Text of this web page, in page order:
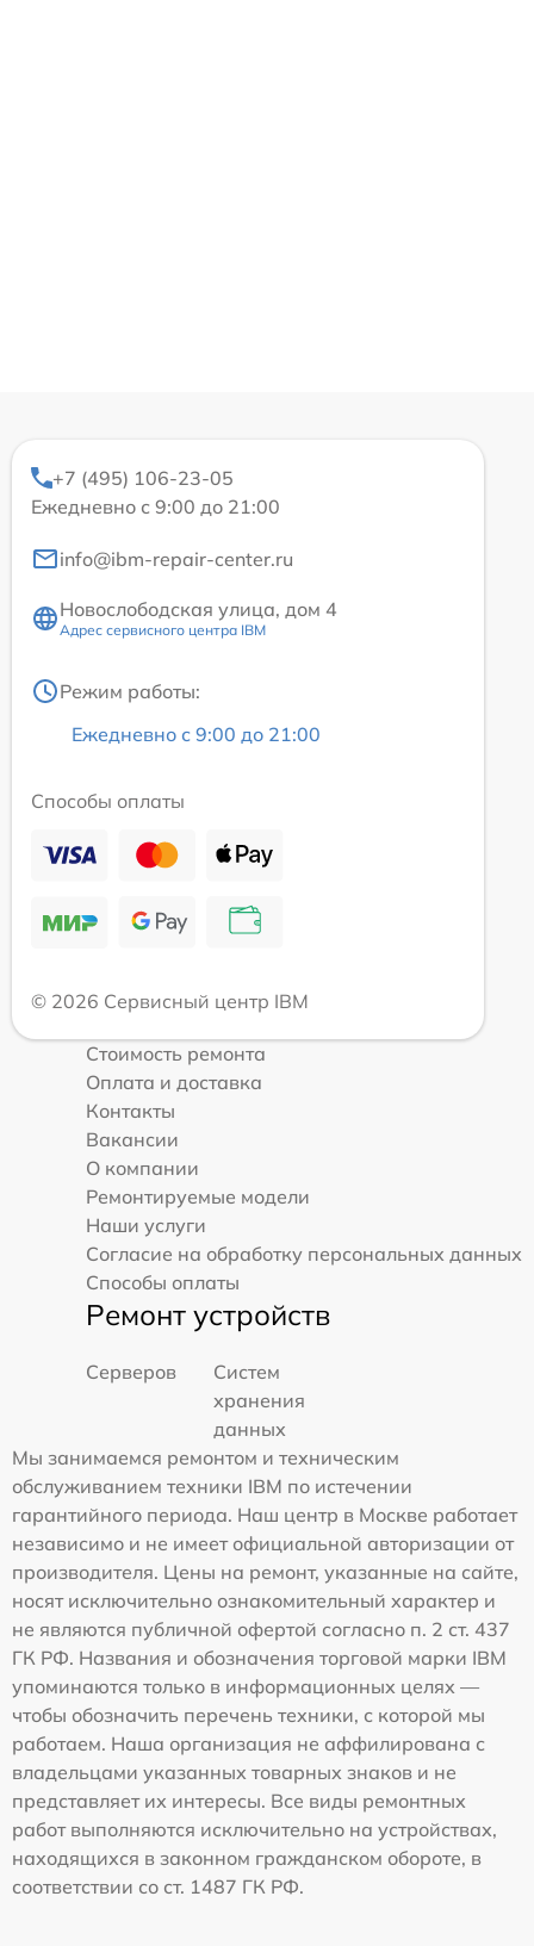
+7 (495) 106-23-05
Ежедневно с 9:00 до 21:00
info@ibm-repair-center.ru
Новослободская улица, дом 4
Адрес сервисного центра IBM
Режим работы:
Ежедневно с 9:00 до 21:00
Способы оплаты
© 2026 Сервисный центр IBM
Стоимость ремонта
Оплата и доставка
Контакты
Вакансии
О компании
Ремонтируемые модели
Наши услуги
Согласие на обработку персональных данных
Способы оплаты
Ремонт устройств
Серверов
Систем
хранения
данных
Мы занимаемся ремонтом и техническим
обслуживанием техники IBM по истечении
гарантийного периода. Наш центр в Москве работает
независимо и не имеет официальной авторизации от
производителя. Цены на ремонт, указанные на сайте,
носят исключительно ознакомительный характер и
не являются публичной офертой согласно п. 2 ст. 437
ГК РФ. Названия и обозначения торговой марки IBM
упоминаются только в информационных целях —
чтобы обозначить перечень техники, с которой мы
работаем. Наша организация не аффилирована с
владельцами указанных товарных знаков и не
представляет их интересы. Все виды ремонтных
работ выполняются исключительно на устройствах,
находящихся в законном гражданском обороте, в
соответствии со ст. 1487 ГК РФ.